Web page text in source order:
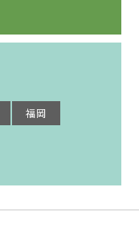
福岡